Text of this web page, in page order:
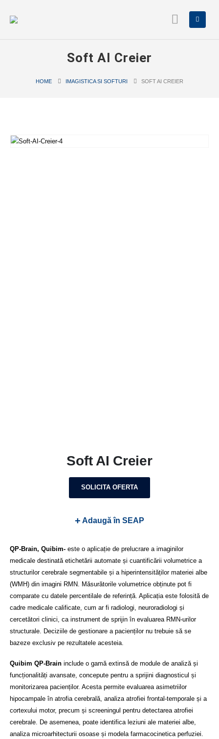
Soft AI Creier
HOME IMAGISTICA SI SOFTURI SOFT AI CREIER
Soft AI Creier
SOLICITA OFERTA
+ Adaugă în SEAP
QP-Brain, Quibim- este o aplicație de prelucrare a imaginilor
medicale destinată etichetării automate și cuantificării volumetrice a
structurilor cerebrale segmentabile și a hiperintensităților materiei albe
(WMH) din imagini RMN. Măsurătorile volumetrice obținute pot fi
comparate cu datele percentilale de referință. Aplicația este folosită de
cadre medicale calificate, cum ar fi radiologi, neuroradiologi și
cercetători clinici, ca instrument de sprijin în evaluarea RMN-urilor
structurale. Deciziile de gestionare a pacienților nu trebuie să se
bazeze exclusiv pe rezultatele acesteia.
Quibim QP-Brain include o gamă extinsă de module de analiză și
funcționalități avansate, concepute pentru a sprijini diagnosticul și
monitorizarea pacienților. Acesta permite evaluarea asimetriilor
hipocampale în atrofia cerebrală, analiza atrofiei frontal-temporale și a
cortexului motor, precum și screeningul pentru detectarea atrofiei
cerebrale. De asemenea, poate identifica leziuni ale materiei albe,
analiza microarhitecturii osoase și modela farmacocinetica perfuziei.